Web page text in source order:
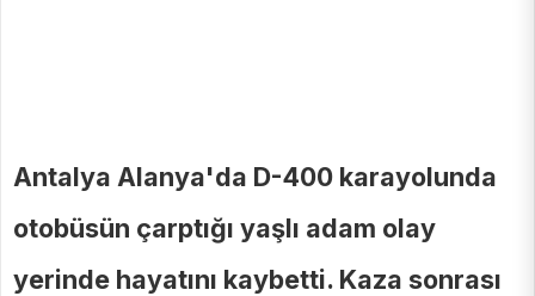
Antalya Alanya'da D-400 karayolunda
otobüsün çarptığı yaşlı adam olay
yerinde hayatını kaybetti. Kaza sonrası